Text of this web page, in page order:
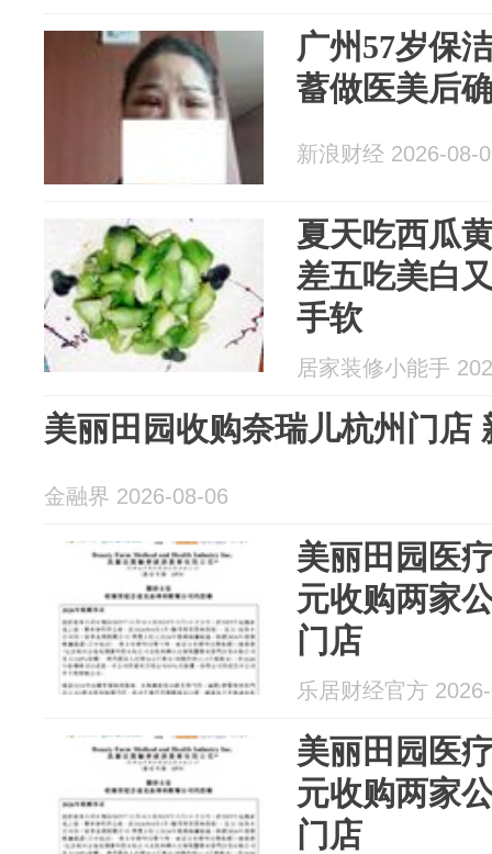
行处理
广州57岁保
蓄做医美后
新浪财经 2026-08-
夏天吃西瓜
差五吃美白
手软
居家装修小能手
美丽田园收购奈瑞儿杭州门店
金融界 2026-08-06
美丽田园医
元收购两家
门店
乐居财经官方
美丽田园医
元收购两家
门店